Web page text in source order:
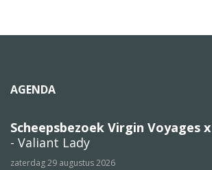
AGENDA
Scheepsbezoek Virgin Voyages
- Valiant Lady
zaterdag 29 augustus 2026